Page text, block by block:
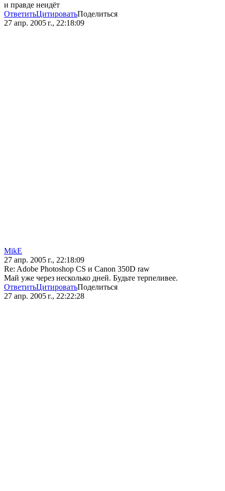
и правде неидёт
ОтветитьЦитироватьПоделиться
27 апр. 2005 г., 22:18:09
MikE
27 апр. 2005 г., 22:18:09
Re: Adobe Photoshop CS и Canon 350D raw
Май уже через несколько дней. Будьте терпеливее.
ОтветитьЦитироватьПоделиться
27 апр. 2005 г., 22:22:28